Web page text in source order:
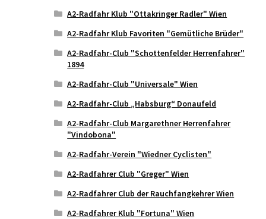
A2-Radfahr Klub "Ottakringer Radler" Wien
A2-Radfahr Klub Favoriten "Gemütliche Brüder"
A2-Radfahr-Club "Schottenfelder Herrenfahrer"
1894
A2-Radfahr-Club "Universale" Wien
A2-Radfahr-Club „Habsburg“ Donaufeld
A2-Radfahr-Club Margarethner Herrenfahrer
"Vindobona"
A2-Radfahr-Verein "Wiedner Cyclisten"
A2-Radfahrer Club "Greger" Wien
A2-Radfahrer Club der Rauchfangkehrer Wien
A2-Radfahrer Klub "Fortuna" Wien